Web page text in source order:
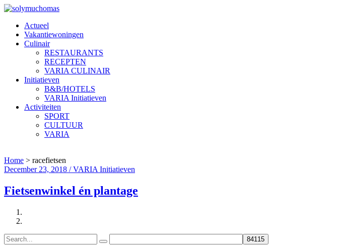
Actueel
Vakantiewoningen
Culinair
RESTAURANTS
RECEPTEN
VARIA CULINAIR
Initiatieven
B&B/HOTELS
VARIA Initiatieven
Activiteiten
SPORT
CULTUUR
VARIA
Home > racefietsen
December 23, 2018 / VARIA Initiatieven
Fietsenwinkel én plantage